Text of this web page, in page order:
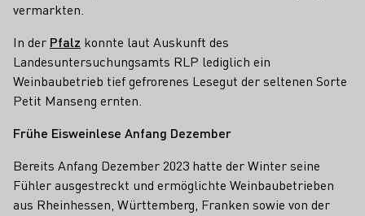
vermarkten.
In der Pfalz konnte laut Auskunft des
Landesuntersuchungsamts RLP lediglich ein
Weinbaubetrieb tief gefrorenes Lesegut der seltenen Sorte
Petit Manseng ernten.
Frühe Eisweinlese Anfang Dezember
Bereits Anfang Dezember 2023 hatte der Winter seine
Fühler ausgestreckt und ermöglichte Weinbaubetrieben
aus Rheinhessen, Württemberg, Franken sowie von der